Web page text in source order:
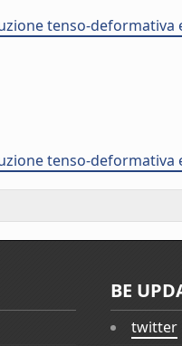
tenso-deformativa
tenso-deformativa
BE
twitter